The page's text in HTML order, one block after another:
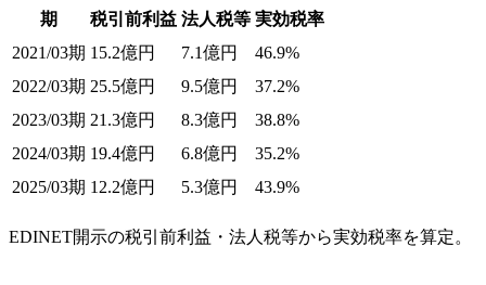
期 税引前利益 法人税等 実効税率
2021/03期 15.2億円 7.1億円
46.9%
2022/03期 25.5億円 9.5億円
37.2%
2023/03期 21.3億円 8.3億円
38.8%
2024/03期 19.4億円 6.8億円
35.2%
2025/03期 12.2億円 5.3億円 43.9%
EDINET開示の税引前利益・法人税等から実効税率を算定。